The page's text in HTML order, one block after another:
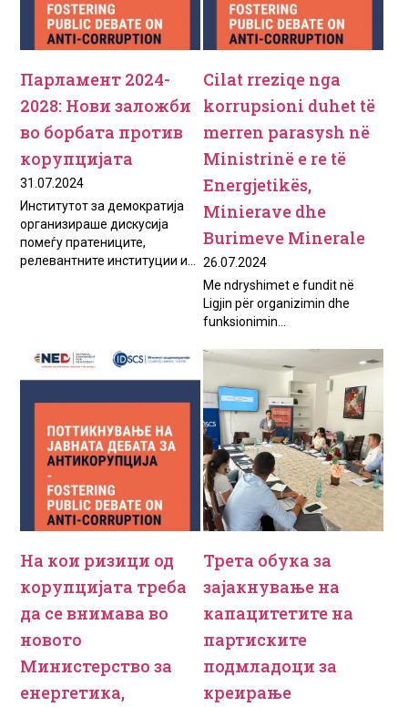
Парламент 2024-
2028: Нови заложби
во борбата против
корупцијата
31.07.2024
Институтот за демократија
организираше дискусија
помеѓу пратениците,
релевантните институции и...
Cilat rreziqe nga
korrupsioni duhet të
merren parasysh në
Ministrinë e re të
Energjetikës,
Minierave dhe
Burimeve Minerale
26.07.2024
Me ndryshimet e fundit në
Ligjin për organizimin dhe
funksionimin...
На кои ризици од
корупцијата треба
да се внимава во
новото
Министерство за
енергетика,
Трета обука за
зајакнување на
капацитетите на
партиските
подмладоци за
креирање